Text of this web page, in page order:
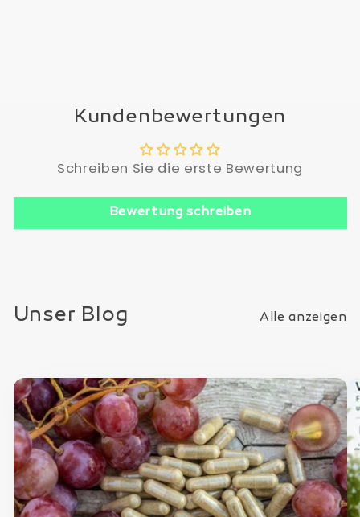
Kundenbewertungen
Schreiben Sie die erste Bewertung
Bewertung schreiben
Unser Blog Alle anzeigen